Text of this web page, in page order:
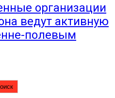
организации
ведут активную
полевым